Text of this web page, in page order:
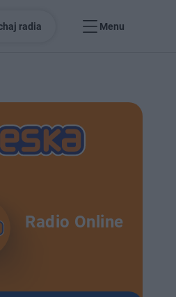
radia Menu
Radio Online